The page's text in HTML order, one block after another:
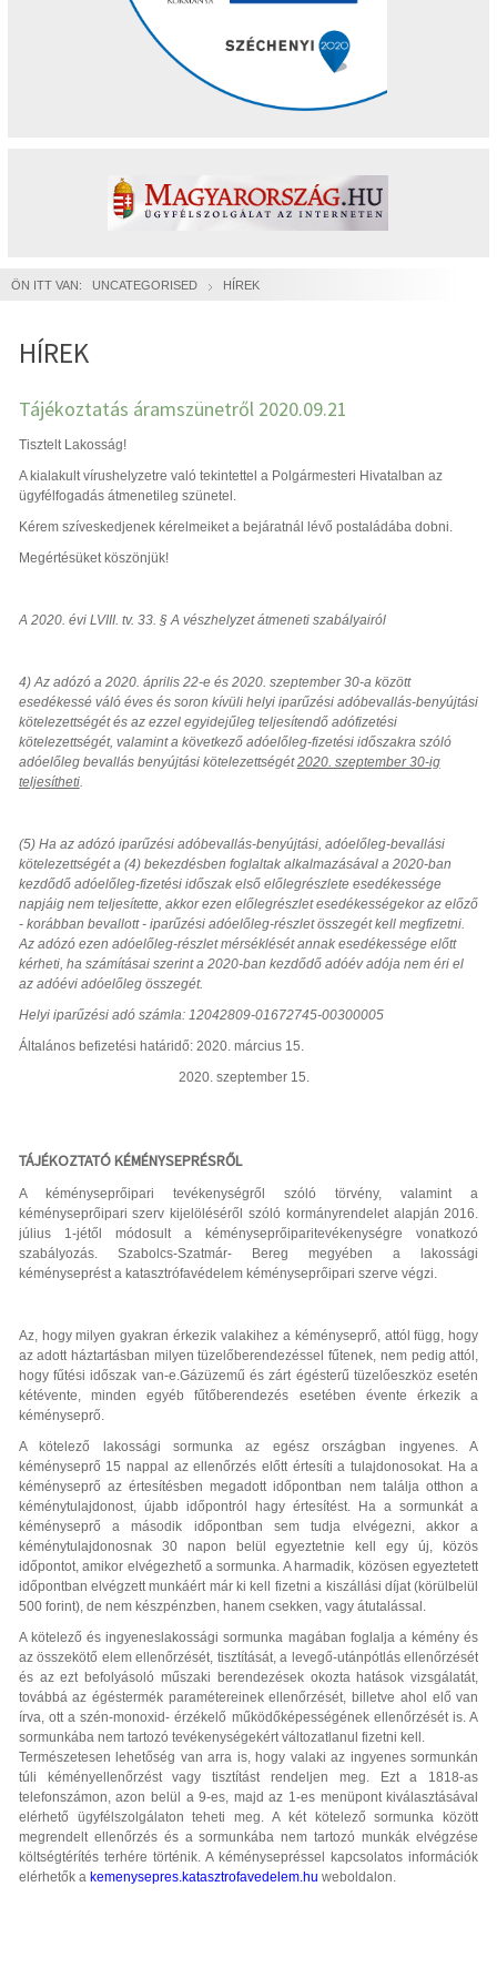
ÖN ITT VAN: UNCATEGORISED HÍREK
HÍREK
Tájékoztatás áramszünetről 2020.09.21
Tisztelt Lakosság!
A kialakult vírushelyzetre való tekintettel a Polgármesteri Hivatalban az
ügyfélfogadás átmenetileg szünetel.
Kérem szíveskedjenek kérelmeiket a bejáratnál lévő postaládába dobni.
Megértésüket köszönjük!
A 2020. évi LVIII. tv. 33. § A vészhelyzet átmeneti szabályairól
4) Az adózó a 2020. április 22-e és 2020. szeptember 30-a között
esedékessé váló éves és soron kívüli helyi iparűzési adóbevallás-benyújtási
kötelezettségét és az ezzel egyidejűleg teljesítendő adófizetési
kötelezettségét, valamint a következő adóelőleg-fizetési időszakra szóló
adóelőleg bevallás benyújtási kötelezettségét2020. szeptember 30-ig
teljesítheti.
(5) Ha az adózó iparűzési adóbevallás-benyújtási, adóelőleg-bevallási
kötelezettségét a (4) bekezdésben foglaltak alkalmazásával a 2020-ban
kezdődő adóelőleg-fizetési időszak első előlegrészlete esedékessége
napjáig nem teljesítette, akkor ezen előlegrészlet esedékességekor az előző
- korábban bevallott - iparűzési adóelőleg-részlet összegét kell megfizetni.
Az adózó ezen adóelőleg-részlet mérséklését annak esedékessége előtt
kérheti, ha számításai szerint a 2020-ban kezdődő adóév adója nem éri el
az adóévi adóelőleg összegét.
Helyi iparűzési adó számla: 12042809-01672745-00300005
Általános befizetési határidő: 2020. március 15.
2020. szeptember 15.
TÁJÉKOZTATÓ KÉMÉNYSEPRÉSRŐL
A kéményseprőipari tevékenységről szóló törvény, valamint a
kéményseprőipari szerv kijelöléséről szóló kormányrendelet alapján 2016.
július 1-jétől módosult a kéményseprőiparitevékenységre vonatkozó
szabályozás. Szabolcs-Szatmár- Bereg megyében a lakossági
kéményseprést a katasztrófavédelem kéményseprőipari szerve végzi.
Az, hogy milyen gyakran érkezik valakihez a kéményseprő, attól függ, hogy
az adott háztartásban milyen tüzelőberendezéssel fűtenek, nem pedig attól,
hogy fűtési időszak van-e.Gázüzemű és zárt égésterű tüzelőeszköz esetén
kétévente, minden egyéb fűtőberendezés esetében évente érkezik a
kéményseprő.
A kötelező lakossági sormunka az egész országban ingyenes. A
kéményseprő 15 nappal az ellenőrzés előtt értesíti a tulajdonosokat. Ha a
kéményseprő az értesítésben megadott időpontban nem találja otthon a
kéménytulajdonost, újabb időpontról hagy értesítést. Ha a sormunkát a
kéményseprő a második időpontban sem tudja elvégezni, akkor a
kéménytulajdonosnak 30 napon belül egyeztetnie kell egy új, közös
időpontot, amikor elvégezhető a sormunka. A harmadik, közösen egyeztetett
időpontban elvégzett munkáért már ki kell fizetni a kiszállási díjat (körülbelül
500 forint), de nem készpénzben, hanem csekken, vagy átutalással.
A kötelező és ingyeneslakossági sormunka magában foglalja a kémény és
az összekötő elem ellenőrzését, tisztítását, a levegő-utánpótlás ellenőrzését
és az ezt befolyásoló műszaki berendezések okozta hatások vizsgálatát,
továbbá az égéstermék paramétereinek ellenőrzését, billetve ahol elő van
írva, ott a szén-monoxid- érzékelő működőképességének ellenőrzését is. A
sormunkába nem tartozó tevékenységekért változatlanul fizetni kell.
Természetesen lehetőség van arra is, hogy valaki az ingyenes sormunkán
túli kéményellenőrzést vagy tisztítást rendeljen meg. Ezt a 1818-as
telefonszámon, azon belül a 9-es, majd az 1-es menüpont kiválasztásával
elérhető ügyfélszolgálaton teheti meg. A két kötelező sormunka között
megrendelt ellenőrzés és a sormunkába nem tartozó munkák elvégzése
költségtérítés terhére történik. A kéménysepréssel kapcsolatos információk
elérhetők a kemenysepres.katasztrofavedelem.hu weboldalon.